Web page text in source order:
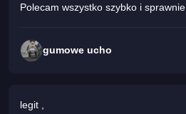
Polecam wszystko szybko i sprawnie
gumowe ucho
legit ,